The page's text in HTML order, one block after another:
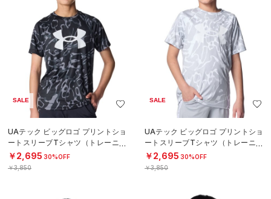
SALE
UAテック ビッグロゴ プリントショ
ートスリーブTシャツ（トレーニン
グ/BOYS）
￥2,695 30%OFF
￥3,850
SALE
UAテック ビッグロゴ プリントショ
ートスリーブTシャツ（トレーニン
グ/BOYS）
￥2,695 30%OFF
￥3,850